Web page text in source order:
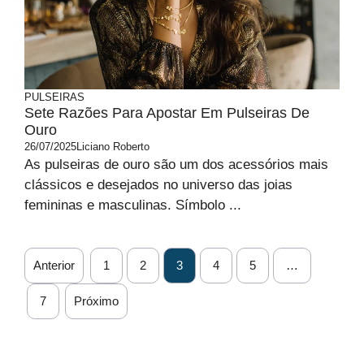
PULSEIRAS
Sete Razões Para Apostar Em Pulseiras De
Ouro
26/07/2025Liciano Roberto
As pulseiras de ouro são um dos acessórios mais
clássicos e desejados no universo das joias
femininas e masculinas. Símbolo ...
Anterior 1 2 3 4 5 …
7 Próximo